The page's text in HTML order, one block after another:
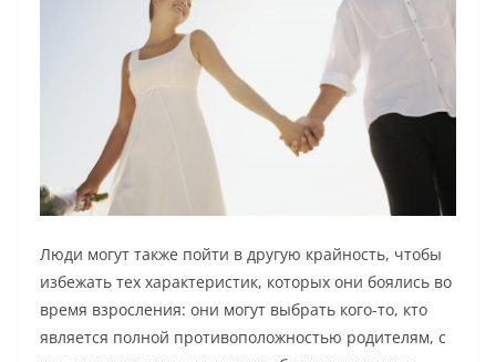
Люди могут также пойти в другую крайность, чтобы
избежать тех характеристик, которых они боялись во
время взросления: они могут выбрать кого-то, кто
является полной противоположностью родителям, с